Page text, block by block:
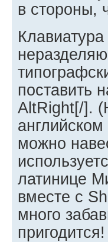
в стороны,
поставить
AltRight[/].
можно
латинице
вместе с
много
пригодится!